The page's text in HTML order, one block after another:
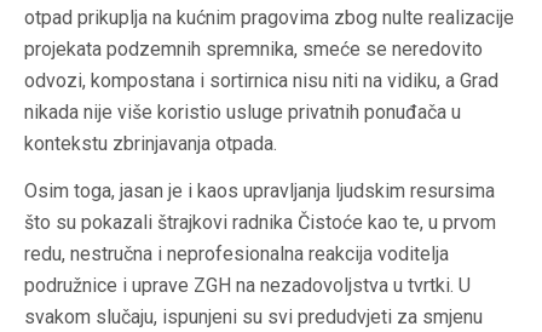
otpad prikuplja na kućnim pragovima zbog nulte realizacije
projekata podzemnih spremnika, smeće se neredovito
odvozi, kompostana i sortirnica nisu niti na vidiku, a Grad
nikada nije više koristio usluge privatnih ponuđača u
kontekstu zbrinjavanja otpada.
Osim toga, jasan je i kaos upravljanja ljudskim resursima
što su pokazali štrajkovi radnika Čistoće kao te, u prvom
redu, nestručna i neprofesionalna reakcija voditelja
podružnice i uprave ZGH na nezadovoljstva u tvrtki. U
svakom slučaju, ispunjeni su svi predudvjeti za smjenu